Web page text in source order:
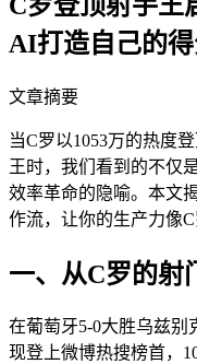
AI打造自己的
文章摘要
当C罗以1053万的热度
王时，我们看到的不仅
效率革命的隐喻。本文
作流，让你的生产力像C
一、从C罗的射
在葡萄牙5-0大胜乌兹别
现登上微博热搜榜首，